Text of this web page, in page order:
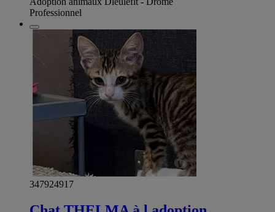
Professionnel
347924917